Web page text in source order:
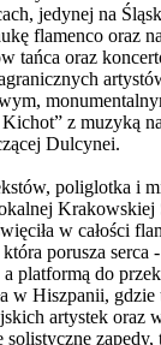
jedynej na
flamenco oraz
tańca oraz
z muzyką
Dulcynei.
poliglotka i
Krakowskiej
w całości
porusza serca
platformą do
w Hiszpanii, gdzie
artystek oraz
solistyczne